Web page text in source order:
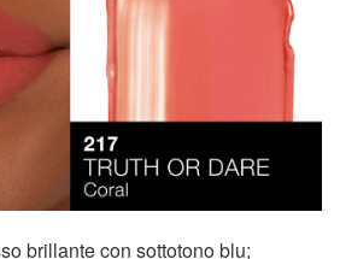
brillante con sottotono blu;